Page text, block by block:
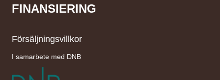
FINANSIERING
Försäljningsvillkor
I samarbete med DNB